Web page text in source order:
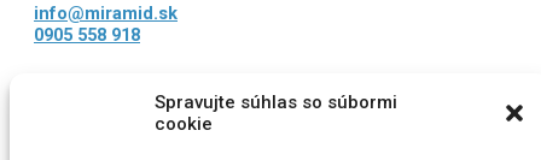
Spravujte súhlas so súbormi
cookie
info@miramid.sk
0905 558 918